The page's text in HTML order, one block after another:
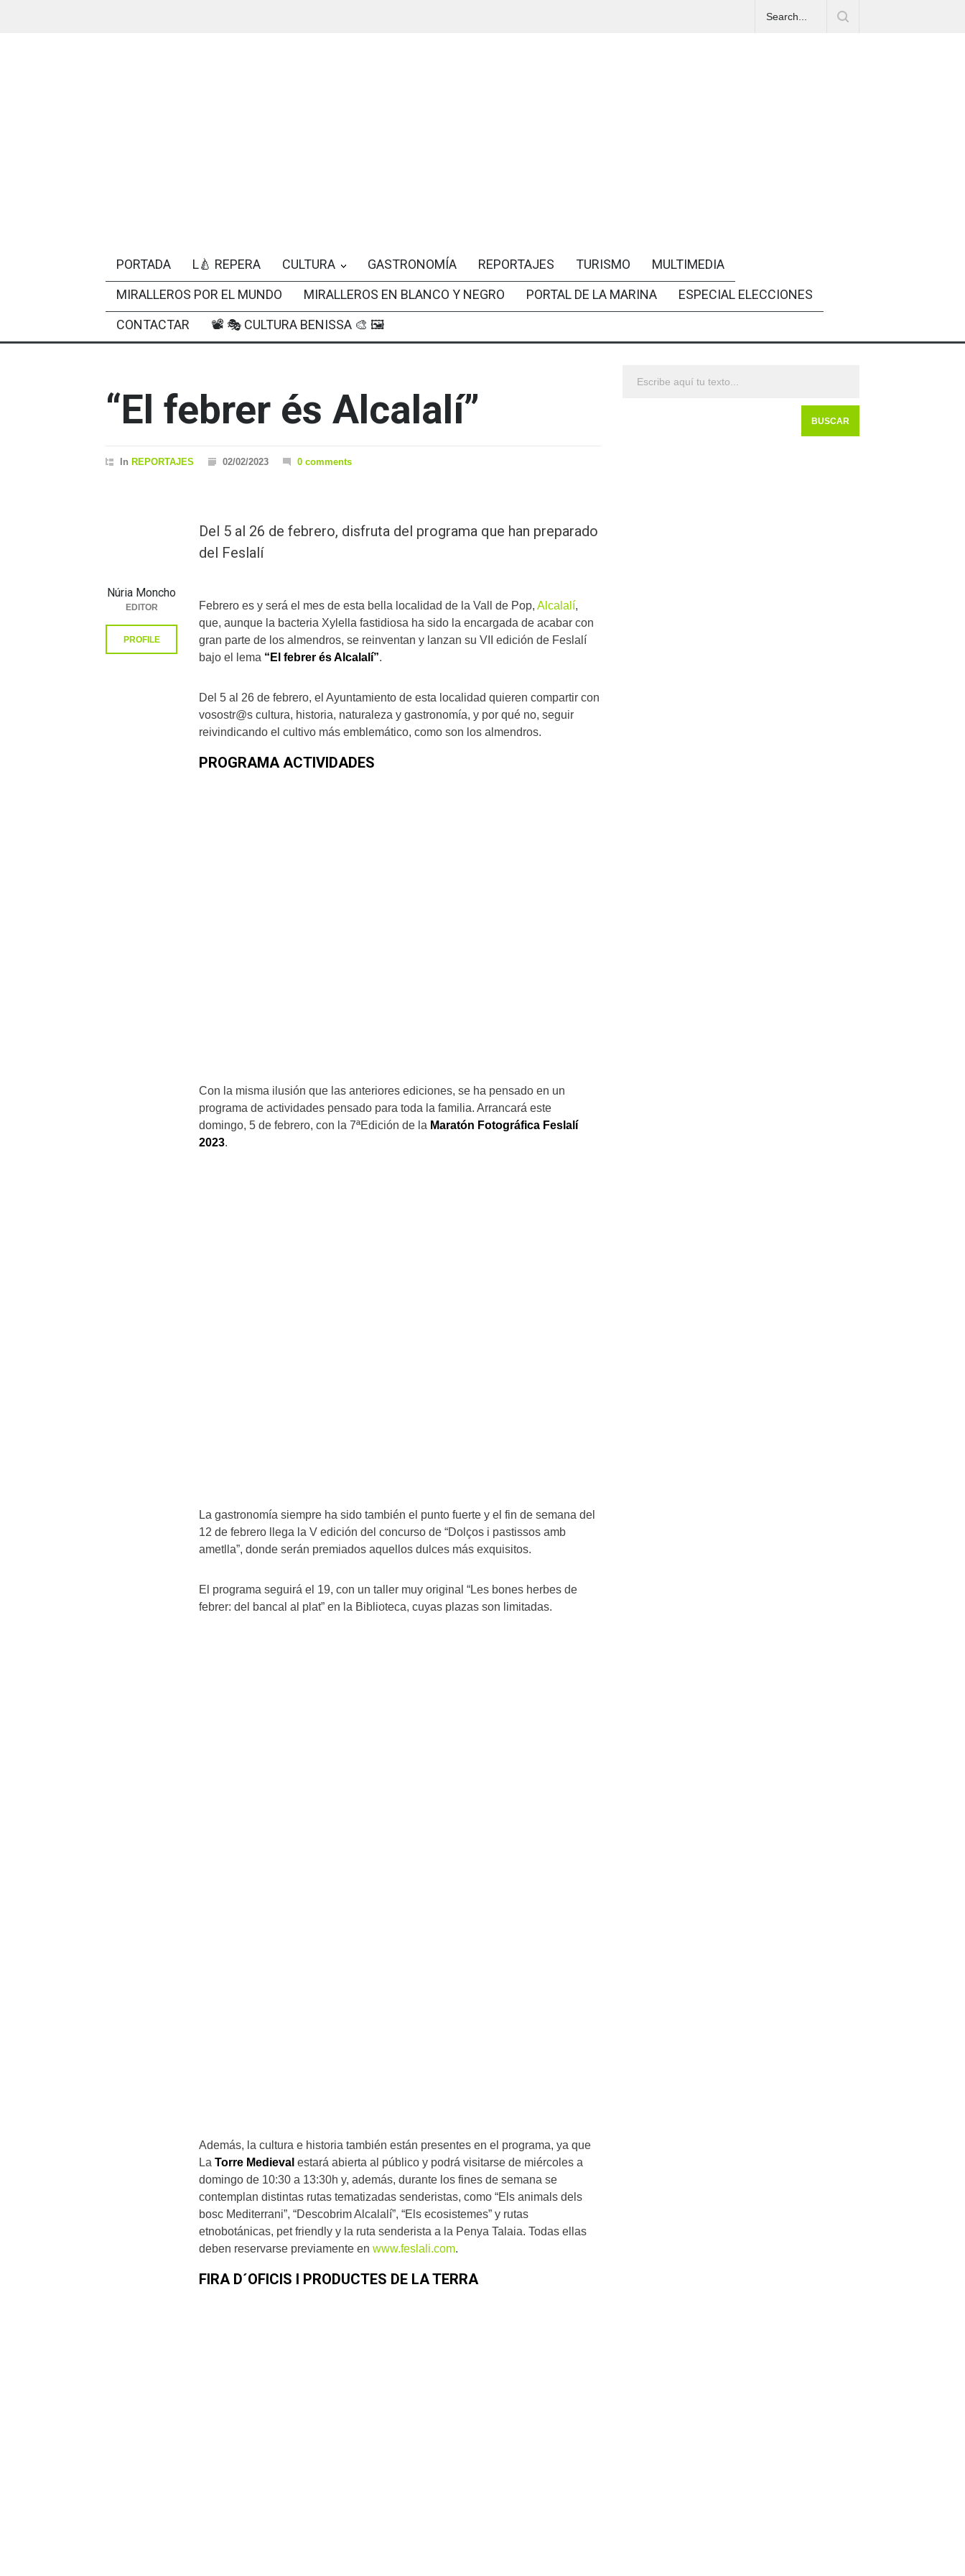
PORTADA L🍐 REPERA CULTURA GASTRONOMÍA REPORTAJES TURISMO
MULTIMEDIA
MIRALLEROS POR EL MUNDO
MIRALLEROS EN BLANCO Y NEGRO PORTAL DE LA MARINA
ESPECIAL ELECCIONES
CONTACTAR
📽 🎭 CULTURA BENISSA 🎨 🖼
“El febrer és Alcalalí”
In REPORTAJES 02/02/2023 0 comments
Del 5 al 26 de febrero, disfruta del programa que han preparado
del Feslalí
Febrero es y será el mes de esta bella localidad de la Vall de Pop, Alcalalí,
que, aunque la bacteria Xylella fastidiosa ha sido la encargada de acabar con
gran parte de los almendros, se reinventan y lanzan su VII edición de Feslalí
bajo el lema “El febrer és Alcalalí”.
Del 5 al 26 de febrero, el Ayuntamiento de esta localidad quieren compartir con
vosostr@s cultura, historia, naturaleza y gastronomía, y por qué no, seguir
reivindicando el cultivo más emblemático, como son los almendros.
PROGRAMA ACTIVIDADES
Con la misma ilusión que las anteriores ediciones, se ha pensado en un
programa de actividades pensado para toda la familia. Arrancará este
domingo, 5 de febrero, con la 7ªEdición de la Maratón Fotográfica Feslalí
2023.
La gastronomía siempre ha sido también el punto fuerte y el fin de semana del
12 de febrero llega la V edición del concurso de “Dolços i pastissos amb
ametlla”, donde serán premiados aquellos dulces más exquisitos.
El programa seguirá el 19, con un taller muy original “Les bones herbes de
febrer: del bancal al plat” en la Biblioteca, cuyas plazas son limitadas.
Además, la cultura e historia también están presentes en el programa, ya que
La Torre Medieval estará abierta al público y podrá visitarse de miércoles a
domingo de 10:30 a 13:30h y, además, durante los fines de semana se
contemplan distintas rutas tematizadas senderistas, como “Els animals dels
bosc Mediterrani”, “Descobrim Alcalalí”, “Els ecosistemes” y rutas
etnobotánicas, pet friendly y la ruta senderista a la Penya Talaia. Todas ellas
deben reservarse previamente en www.feslali.com.
FIRA D´OFICIS I PRODUCTES DE LA TERRA
Núria Moncho
EDITOR
PROFILE